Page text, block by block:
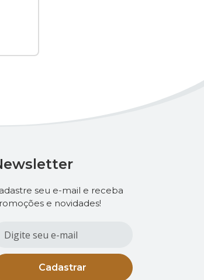
seu e-mail e receba
e novidades!
Cadastrar